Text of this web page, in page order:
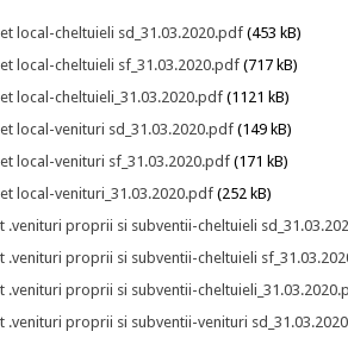
local-cheltuieli sd_31.03.2020.pdf (453 kB)
local-cheltuieli sf_31.03.2020.pdf (717 kB)
local-cheltuieli_31.03.2020.pdf (1121 kB)
local-venituri sd_31.03.2020.pdf (149 kB)
local-venituri sf_31.03.2020.pdf (171 kB)
local-venituri_31.03.2020.pdf (252 kB)
.venituri proprii si subventii-cheltuieli
.venituri proprii si subventii-cheltuieli
.venituri proprii si subventii-
.venituri proprii si subventii-venituri